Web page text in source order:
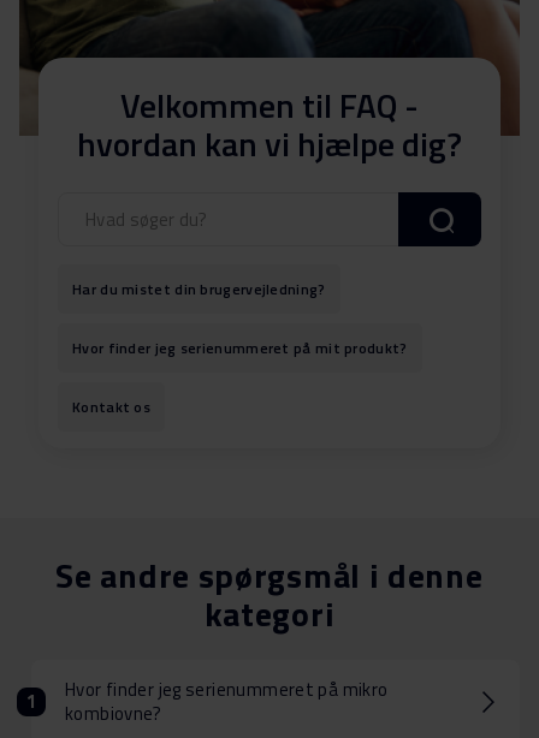
Velkommen til FAQ -
hvordan kan vi hjælpe dig?
Har du mistet din brugervejledning?
Hvor finder jeg serienummeret på mit produkt?
Kontakt os
Se andre spørgsmål i denne
kategori
Hvor finder jeg serienummeret på mikro
kombiovne?